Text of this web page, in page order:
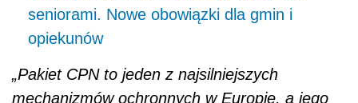
seniorami. Nowe obowiązki dla gmin i
opiekunów
„Pakiet CPN to jeden z najsilniejszych
mechanizmów ochronnych w Europie, a jego